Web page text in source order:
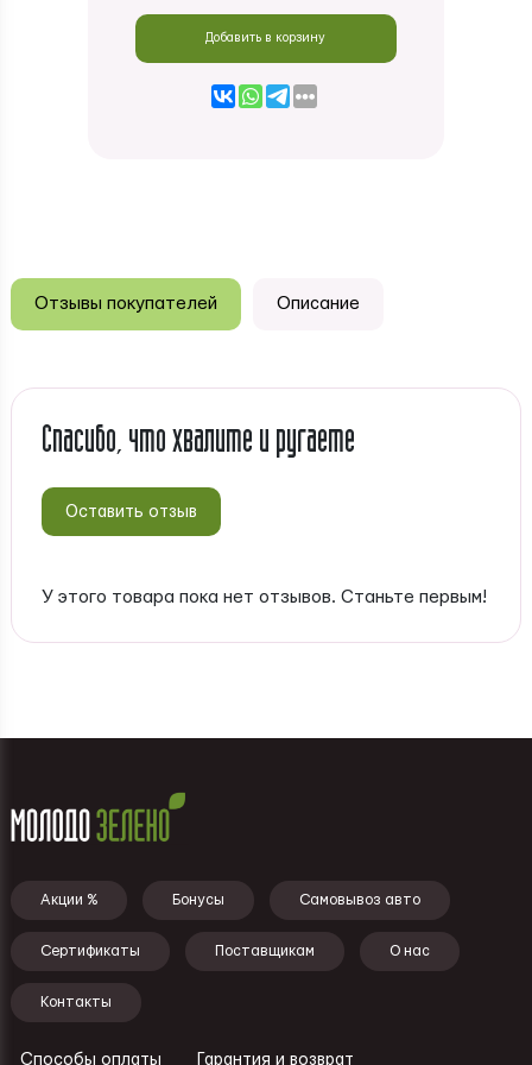
Добавить в корзину
Отзывы покупателей Описание
Спасибо, что хвалите и ругаете
Оставить отзыв
У этого товара пока нет отзывов. Станьте первым!
Подвал - меню
Акции % Бонусы Самовывоз авто
Сертификаты Поставщикам О нас
Контакты
Способы оплаты Гарантия и возврат